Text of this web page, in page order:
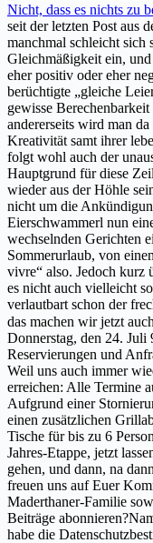
Nicht, dass es nichts zu
seit der letzten Post aus
manchmal schleicht sich
Gleichmäßigkeit ein,
eher positiv oder eher
berüchtigte „gleiche
gewisse
andererseits wird man
Kreativität samt ihrer
folgt wohl auch der
Hauptgrund für diese
wieder aus der Höhle
nicht um die
Eierschwammerl nun
wechselnden Gerichten
Sommerurlaub, von
vivre“ also. Jedoch kurz
es nicht auch vielleicht
verlautbart schon der
das machen wir jetzt
Donnerstag, den 24.
Reservierungen und
Weil uns auch immer
erreichen: Alle Termine
Aufgrund einer
einen zusätzlichen
Tische für bis zu 6
Jahres-Etappe, jetzt
gehen, und dann, na
freuen uns auf Euer
Maderthaner-Familie
Beiträge
habe die